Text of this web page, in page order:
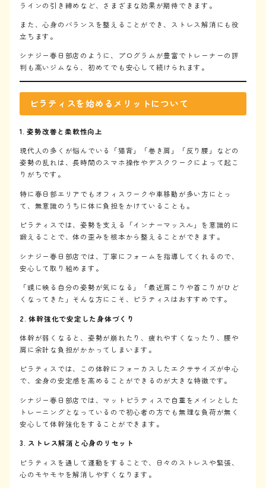
トレーニングプログラム
2ヶ月ダイエットプログラム
Review
会員様のお声
Access
Flow
Blog
体験予約
ラインの引き締めなど、さまざまな効果が期待できます。
また、心身のバランスを整えることができ、ストレス解消にも役
立ちます。
シナジー春日部店のように、プログラムが豊富でトレーナーの評
判も高いジムなら、初めてでも安心して続けられます。
ピラティスを始めるメリットについて
1. 姿勢改善と柔軟性向上
現代人の多くが悩んでいる「猫背」「巻き肩」「反り腰」などの
姿勢の乱れは、長時間のスマホ操作やデスクワークによって起こ
りがちです。
特に春日部エリアでもオフィスワークや車移動が多い方にとっ
て、無意識のうちに体に負担をかけていることも。
ピラティスでは、姿勢を支える「インナーマッスル」を意識的に
鍛えることで、体の歪みを根本から整えることができます。
シナジー春日部店では、丁寧にフォームを指導してくれるので、
安心して取り組めます。
「鏡に映る自分の姿勢が気になる」「最近肩こりや首こりがひど
くなってきた」そんな方にこそ、ピラティスはおすすめです。
2. 体幹強化で安定した身体づくり
体幹が弱くなると、姿勢が崩れたり、疲れやすくなったり、腰や
肩に余計な負担がかかってしまいます。
ピラティスでは、この体幹にフォーカスしたエクササイズが中心
で、全身の安定感を高めることができるのが大きな特徴です。
シナジー春日部店では、マットピラティスで自重をメインとした
トレーニングとなっているので初心者の方でも無理な負荷が無く
安心して体幹強化をすることができます。
3. ストレス解消と心身のリセット
ピラティスを通して運動をすることで、日々のストレスや緊張、
心のモヤモヤを解消しやすくなります。